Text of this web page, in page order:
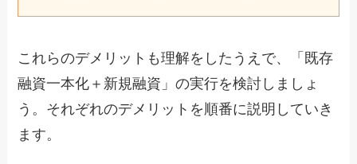
これらのデメリットも理解をしたうえで、「既存
融資一本化＋新規融資」の実行を検討しましょ
う。それぞれのデメリットを順番に説明していき
ます。